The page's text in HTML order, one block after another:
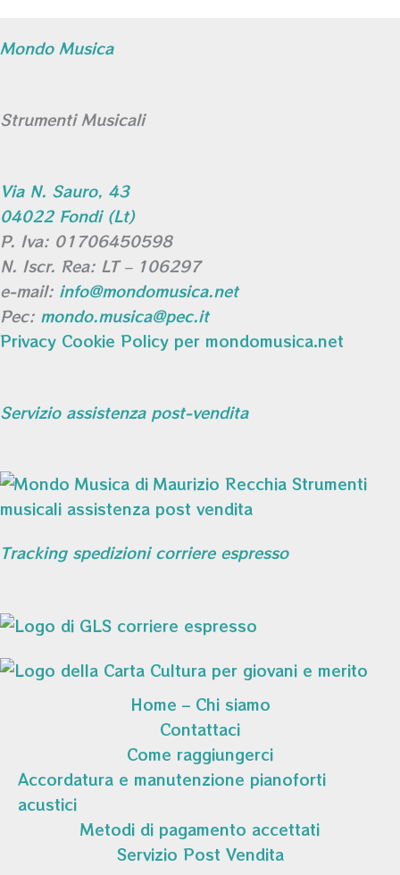
Mondo Musica
Strumenti Musicali
Via N. Sauro, 43
04022 Fondi (Lt)
P. Iva: 01706450598
N. Iscr. Rea: LT – 106297
e-mail: info@mondomusica.net
Pec: mondo.musica@pec.it
Privacy Cookie Policy per mondomusica.net
Servizio assistenza post-vendita
Tracking spedizioni corriere espresso
Home – Chi siamo
Contattaci
Come raggiungerci
Accordatura e manutenzione pianoforti
acustici
Metodi di pagamento accettati
Servizio Post Vendita